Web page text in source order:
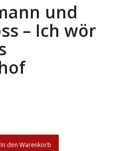
und
– Ich wör
In den Warenkorb